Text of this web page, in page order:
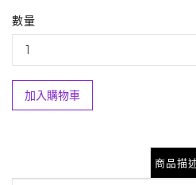
數量
加入購物車
商品描